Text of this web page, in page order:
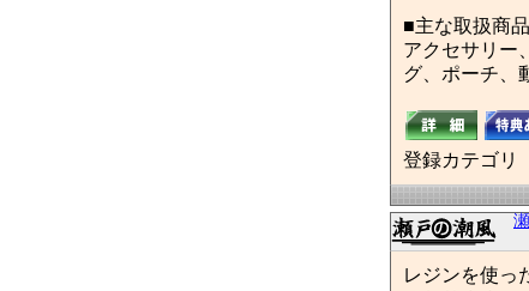
■主な取扱商
アクセサリー
グ、ポーチ、
登録カテゴリ
レジンを使っ